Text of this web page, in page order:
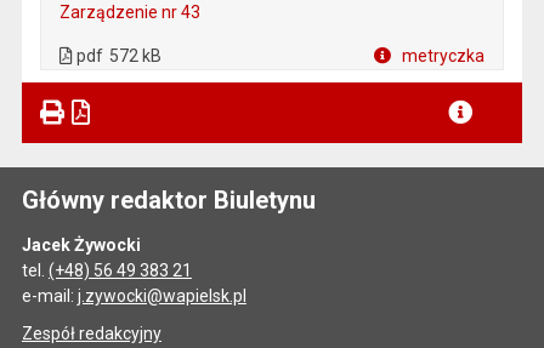
Zarządzenie nr 43
pdf 572 kB metryczka
Główny redaktor Biuletynu
Jacek Żywocki
tel. (+48) 56 49 383 21
e-mail: j.zywocki@wapielsk.pl
Zespół redakcyjny